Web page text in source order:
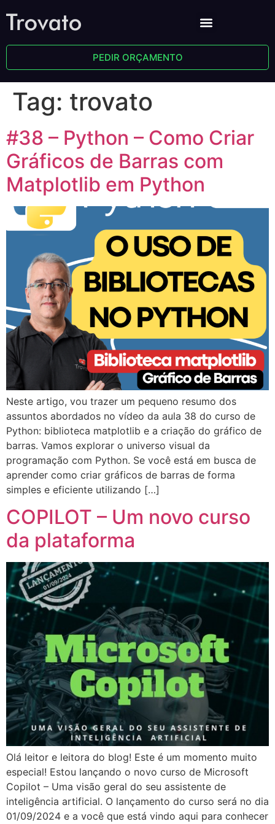
PEDIR ORÇAMENTO
Tag: trovato
#38 – Python – Como Criar
Gráficos de Barras com
Matplotlib em Python
Neste artigo, vou trazer um pequeno resumo dos
assuntos abordados no vídeo da aula 38 do curso de
Python: biblioteca matplotlib e a criação do gráfico de
barras. Vamos explorar o universo visual da
programação com Python. Se você está em busca de
aprender como criar gráficos de barras de forma
simples e eficiente utilizando […]
COPILOT – Um novo curso
da plataforma
Olá leitor e leitora do blog! Este é um momento muito
especial! Estou lançando o novo curso de Microsoft
Copilot – Uma visão geral do seu assistente de
inteligência artificial. O lançamento do curso será no dia
01/09/2024 e a você que está vindo aqui para conhecer